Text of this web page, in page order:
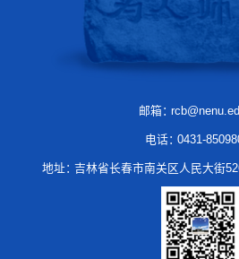
邮箱：
电话：0431-
地址：吉林省长春市南关区人民大街